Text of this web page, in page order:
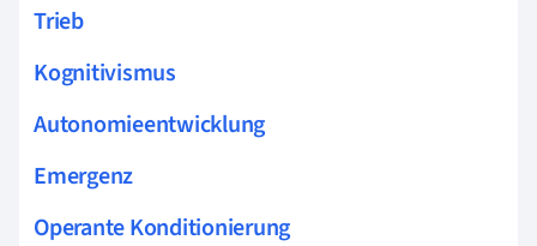
Trieb
Kognitivismus
Autonomieentwicklung
Emergenz
Operante Konditionierung